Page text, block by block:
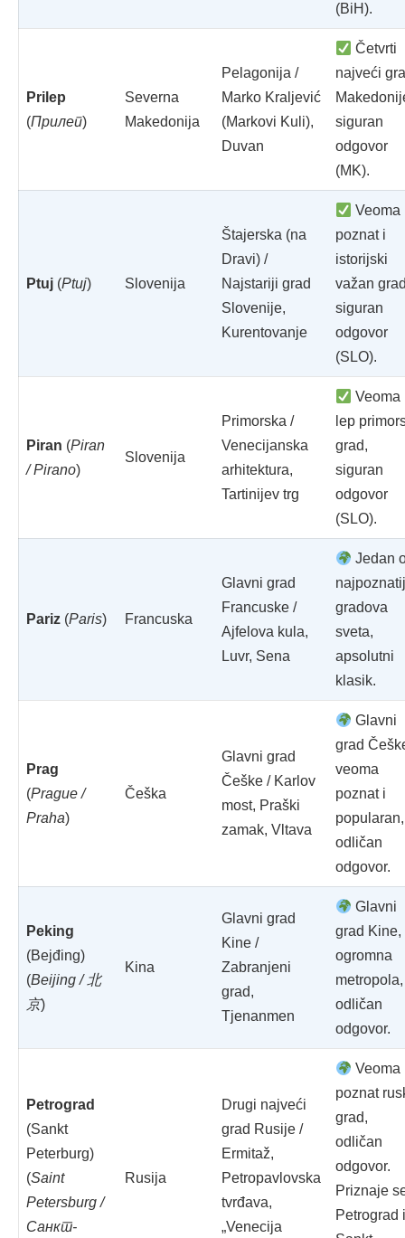
(BiH).
Prilep
(Прилеп)
Severna
Makedonija
Pelagonija /
Marko Kraljević
(Markovi Kuli),
Duvan
Četvrti
najveći
siguran
odgovor
(MK).
Ptuj (Ptuj) Slovenija
Štajerska (na
Dravi) /
Najstariji grad
Slovenije,
Kurentovanje
Veoma
poznat i
istorijski
važan
siguran
odgovor
(SLO).
Piran (Piran
/ Pirano)
Slovenija
Primorska /
Venecijanska
arhitektura,
Tartinijev trg
Veoma
lep
grad,
siguran
odgovor
(SLO).
Pariz (Paris) Francuska
Glavni grad
Francuske /
Ajfelova kula,
Luvr, Sena
Jedan
gradova
sveta,
apsolutni
klasik.
Prag
(Prague /
Praha)
Češka
Glavni grad
Češke / Karlov
most, Praški
zamak, Vltava
Glavni
grad
veoma
poznat i
popularan,
odličan
odgovor.
Peking
(Bejđing)
(Beijing / 北
京)
Kina
Glavni grad
Kine /
Zabranjeni
grad,
Tjenanmen
Glavni
grad Kine,
ogromna
metropola,
odličan
odgovor.
Petrograd
(Sankt
Peterburg)
(Saint
Petersburg /
Санкт-
Rusija
Drugi najveći
grad Rusije /
Ermitaž,
Petropavlovska
tvrđava,
„Venecija
Veoma
poznat
grad,
odličan
odgovor.
Priznaje
Petrograd i